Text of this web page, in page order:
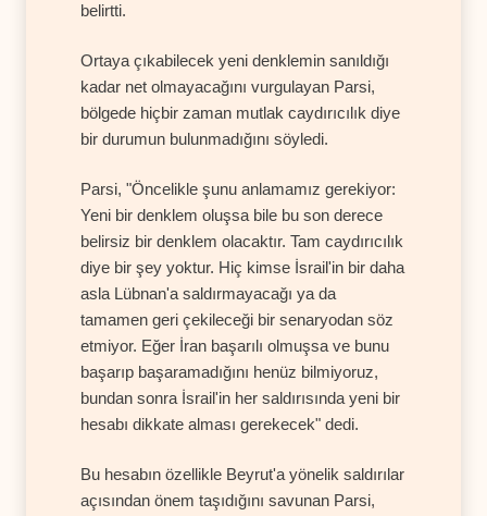
belirtti.
Ortaya çıkabilecek yeni denklemin sanıldığı
kadar net olmayacağını vurgulayan Parsi,
bölgede hiçbir zaman mutlak caydırıcılık diye
bir durumun bulunmadığını söyledi.
Parsi, "Öncelikle şunu anlamamız gerekiyor:
Yeni bir denklem oluşsa bile bu son derece
belirsiz bir denklem olacaktır. Tam caydırıcılık
diye bir şey yoktur. Hiç kimse İsrail'in bir daha
asla Lübnan'a saldırmayacağı ya da
tamamen geri çekileceği bir senaryodan söz
etmiyor. Eğer İran başarılı olmuşsa ve bunu
başarıp başaramadığını henüz bilmiyoruz,
bundan sonra İsrail'in her saldırısında yeni bir
hesabı dikkate alması gerekecek" dedi.
Bu hesabın özellikle Beyrut'a yönelik saldırılar
açısından önem taşıdığını savunan Parsi,